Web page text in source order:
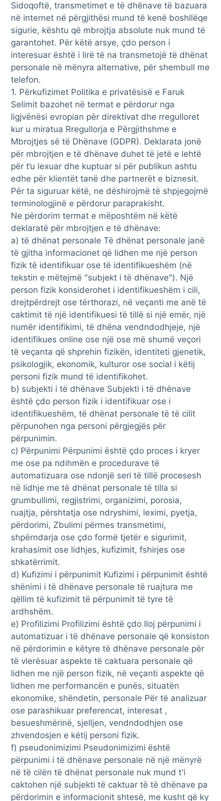
Sidoqoftë, transmetimet e të dhënave të bazuara
në internet në përgjithësi mund të kenë boshllëqe
sigurie, kështu që mbrojtja absolute nuk mund të
garantohet. Për këtë arsye, çdo person i
interesuar është i lirë të na transmetojë të dhënat
personale në mënyra alternative, për shembull me
telefon.
1. Përkufizimet Politika e privatësisë e Faruk
Selimit bazohet në termat e përdorur nga
ligjvënësi evropian për direktivat dhe rregulloret
kur u miratua Rregullorja e Përgjithshme e
Mbrojtjes së të Dhënave (GDPR). Deklarata jonë
për mbrojtjen e të dhënave duhet të jetë e lehtë
për t’u lexuar dhe kuptuar si për publikun ashtu
edhe për klientët tanë dhe partnerët e biznesit.
Për ta siguruar këtë, ne dëshirojmë të shpjegojmë
terminologjinë e përdorur paraprakisht.
Ne përdorim termat e mëposhtëm në këtë
deklaratë për mbrojtjen e të dhënave:
a) të dhënat personale Të dhënat personale janë
të gjitha informacionet që lidhen me një person
fizik të identifikuar ose të identifikueshëm (në
tekstin e mëtejmë "subjekt i të dhënave"). Një
person fizik konsiderohet i identifikueshëm i cili,
drejtpërdrejt ose tërthorazi, në veçanti me anë të
caktimit të një identifikuesi të tillë si një emër, një
numër identifikimi, të dhëna vendndodhjeje, një
identifikues online ose një ose më shumë veçori
të veçanta që shprehin fizikën, identiteti gjenetik,
psikologjik, ekonomik, kulturor ose social i këtij
personi fizik mund të identifikohet.
b) subjekti i të dhënave Subjekti i të dhënave
është çdo person fizik i identifikuar ose i
identifikueshëm, të dhënat personale të të cilit
përpunohen nga personi përgjegjës për
përpunimin.
c) Përpunimi Përpunimi është çdo proces i kryer
me ose pa ndihmën e procedurave të
automatizuara ose ndonjë seri të tillë procesesh
në lidhje me të dhënat personale të tilla si
grumbullimi, regjistrimi, organizimi, porosia,
ruajtja, përshtatja ose ndryshimi, leximi, pyetja,
përdorimi, Zbulimi përmes transmetimi,
shpërndarja ose çdo formë tjetër e sigurimit,
krahasimit ose lidhjes, kufizimit, fshirjes ose
shkatërrimit.
d) Kufizimi i përpunimit Kufizimi i përpunimit është
shënimi i të dhënave personale të ruajtura me
qëllim të kufizimit të përpunimit të tyre të
ardhshëm.
e) Profilizimi Profilizimi është çdo lloj përpunimi i
automatizuar i të dhënave personale që konsiston
në përdorimin e këtyre të dhënave personale për
të vlerësuar aspekte të caktuara personale që
lidhen me një person fizik, në veçanti aspekte që
lidhen me performancën e punës, situatën
ekonomike, shëndetin, personale Për të analizuar
ose parashikuar preferencat, interesat ,
besueshmërinë, sjelljen, vendndodhjen ose
zhvendosjen e këtij personi fizik.
f) pseudonimizimi Pseudonimizimi është
përpunimi i të dhënave personale në një mënyrë
në të cilën të dhënat personale nuk mund t'i
caktohen një subjekti të caktuar të të dhënave pa
përdorimin e informacionit shtesë, me kusht që ky